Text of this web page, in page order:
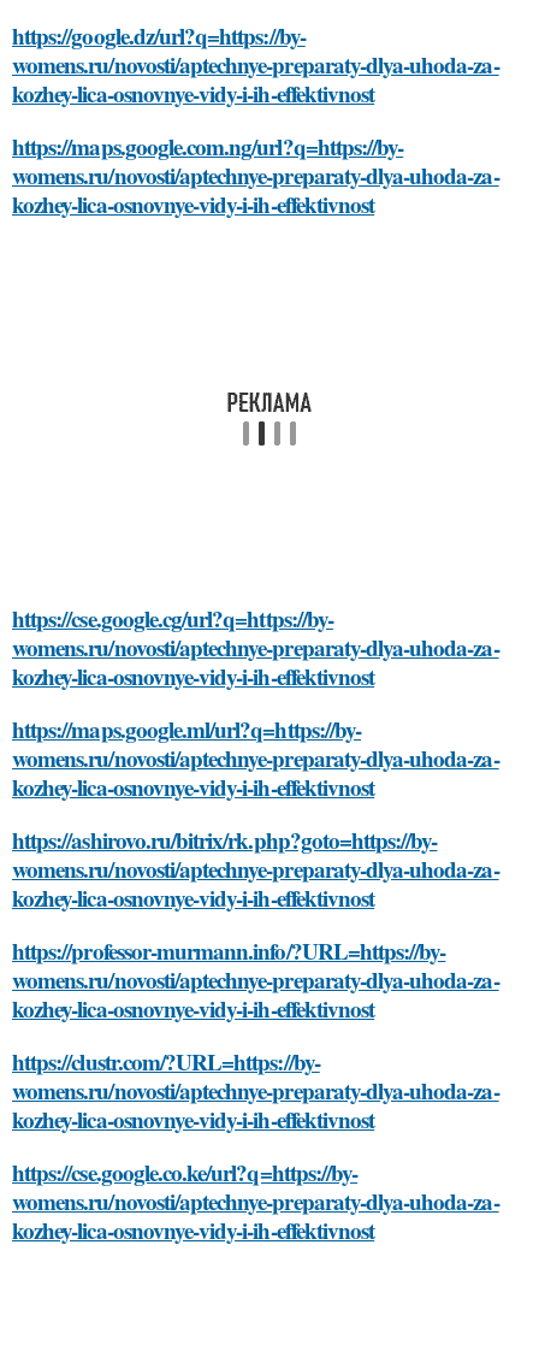
https://google.dz/url?q=https://by-
womens.ru/novosti/aptechnye-preparaty-dlya-uhoda-za-
kozhey-lica-osnovnye-vidy-i-ih-effektivnost
https://maps.google.com.ng/url?q=https://by-
womens.ru/novosti/aptechnye-preparaty-dlya-uhoda-za-
kozhey-lica-osnovnye-vidy-i-ih-effektivnost
https://cse.google.cg/url?q=https://by-
womens.ru/novosti/aptechnye-preparaty-dlya-uhoda-za-
kozhey-lica-osnovnye-vidy-i-ih-effektivnost
https://maps.google.ml/url?q=https://by-
womens.ru/novosti/aptechnye-preparaty-dlya-uhoda-za-
kozhey-lica-osnovnye-vidy-i-ih-effektivnost
https://ashirovo.ru/bitrix/rk.php?goto=https://by-
womens.ru/novosti/aptechnye-preparaty-dlya-uhoda-za-
kozhey-lica-osnovnye-vidy-i-ih-effektivnost
https://professor-murmann.info/?URL=https://by-
womens.ru/novosti/aptechnye-preparaty-dlya-uhoda-za-
kozhey-lica-osnovnye-vidy-i-ih-effektivnost
https://clustr.com/?URL=https://by-
womens.ru/novosti/aptechnye-preparaty-dlya-uhoda-za-
kozhey-lica-osnovnye-vidy-i-ih-effektivnost
https://cse.google.co.ke/url?q=https://by-
womens.ru/novosti/aptechnye-preparaty-dlya-uhoda-za-
kozhey-lica-osnovnye-vidy-i-ih-effektivnost